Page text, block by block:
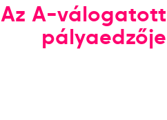
Az A-válogatott
pályaedzője